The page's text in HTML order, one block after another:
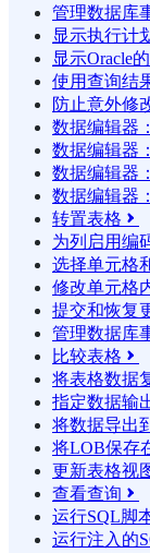
管理数据库
显示执行计
显示Oracle
使用查询结
防止意外修
数据编辑器
数据编辑器
数据编辑器
数据编辑器
转置表格 
为列启用编
选择单元格
修改单元格
提交和恢复
管理数据库
比较表格 
将表格数据
指定数据输
将数据导出
将LOB保存
更新表格视
查看查询 
运行SQL脚
运行注入的